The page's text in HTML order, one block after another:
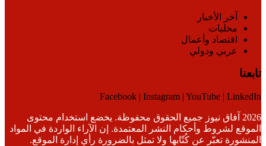
آخر الأخبار
محليات
اقتصاد وأعمال
عربي ودولي
تابعنا
Facebook | Instagram | YouTube | LinkedIn
2026 آفاق نيوز جميع الحقوق محفوظة. يخضع استخدام محتوى
الموقع لشروط وأحكام النشر المعتمدة. إن الآراء الواردة في المواد
المنشورة تعبّر عن كُتّابها ولا تمثل بالضرورة رأي إدارة الموقع.